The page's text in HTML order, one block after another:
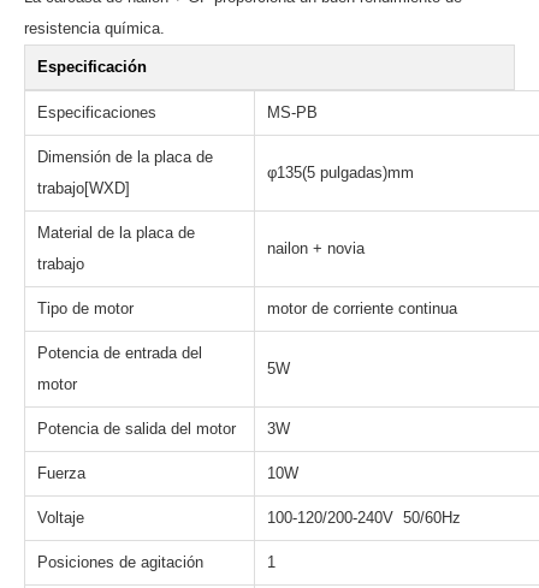
resistencia química.
Especificación
Especificaciones MS-PB
Dimensión de la placa de
trabajo[WXD]
φ135(5 pulgadas)mm
Material de la placa de
trabajo
nailon + novia
Tipo de motor motor de corriente continua
Potencia de entrada del
motor
5W
Potencia de salida del motor 3W
Fuerza 10W
Voltaje 100-120/200-240V 50/60Hz
Posiciones de agitación 1